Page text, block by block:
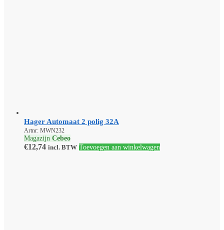
Hager Automaat 2 polig 32A
Artnr: MWN232
Magazijn Cebeo
€12,74 incl. BTW Toevoegen aan winkelwagen